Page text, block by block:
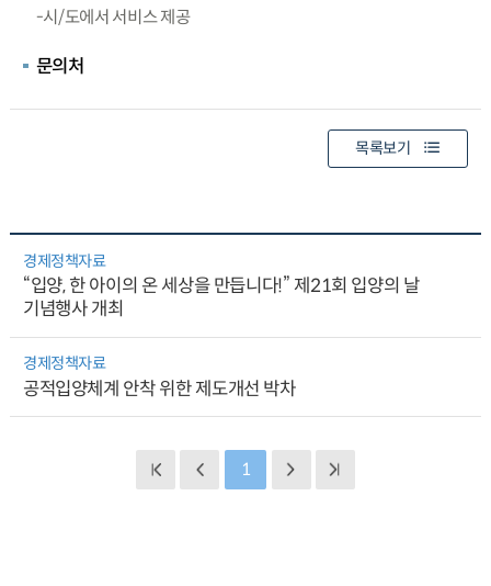
-시/도에서 서비스 제공
문의처
목록보기
경제정책자료
“입양, 한 아이의 온 세상을 만듭니다!” 제21회 입양의 날
기념행사 개최
경제정책자료
공적입양체계 안착 위한 제도개선 박차
1